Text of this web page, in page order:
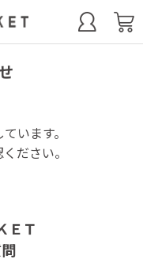
います。
ださい。
ＥＴ